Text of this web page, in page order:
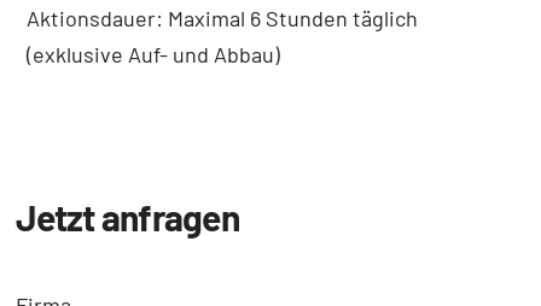
Aktionsdauer: Maximal 6 Stunden täglich
(exklusive Auf- und Abbau)
Jetzt anfragen